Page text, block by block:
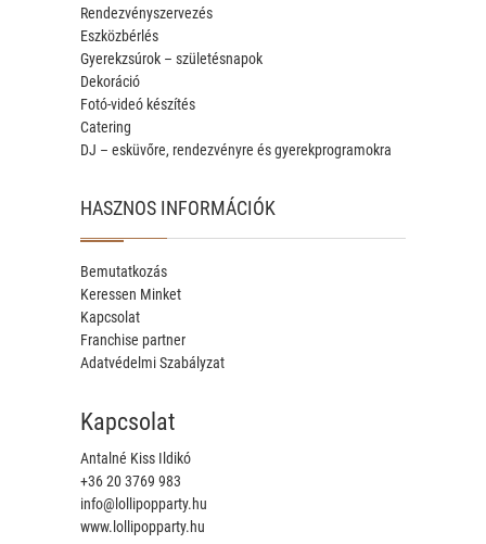
Rendezvényszervezés
Eszközbérlés
Gyerekzsúrok – születésnapok
Dekoráció
Fotó-videó készítés
Catering
DJ – esküvőre, rendezvényre és gyerekprogramokra
HASZNOS INFORMÁCIÓK
Bemutatkozás
Keressen Minket
Kapcsolat
Franchise partner
Adatvédelmi Szabályzat
Kapcsolat
Antalné Kiss Ildikó
+36 20 3769 983
info@lollipopparty.hu
www.lollipopparty.hu